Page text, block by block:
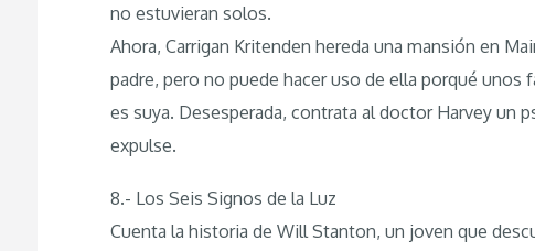
no estuvieran solos.
Ahora, Carrigan Kritenden hereda una mansión en
padre, pero no puede hacer uso de ella porqué unos
es suya. Desesperada, contrata al doctor Harvey un
expulse.
8.- Los Seis Signos de la Luz
Cuenta la historia de Will Stanton, un joven que